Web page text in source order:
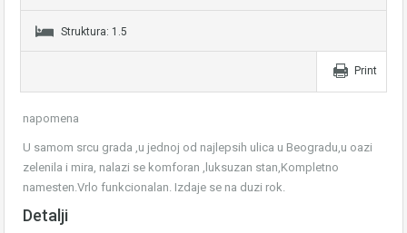
Struktura: 1.5
Print
napomena
U samom srcu grada ,u jednoj od najlepsih ulica u Beogradu,u oazi
zelenila i mira, nalazi se komforan ,luksuzan stan,Kompletno
namesten.Vrlo funkcionalan. Izdaje se na duzi rok.
Detalji